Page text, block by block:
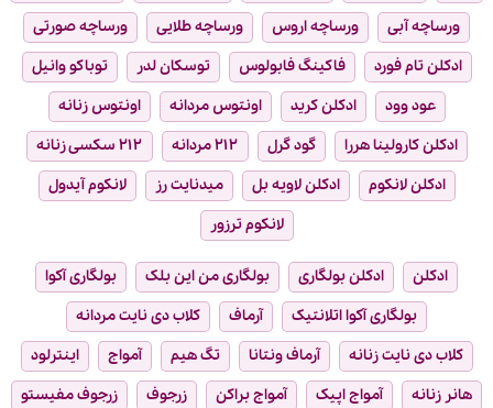
ورساچه آبی
ورساچه اروس ورساچه طلایی
ورساچه صورتی
ادکلن تام فورد
فاکینگ فابولوس توسکان لدر
توباکو وانیل
عود وود
ادکلن کرید اونتوس مردانه
اونتوس زنانه
ادکلن کارولینا هررا
گود گرل ۲۱۲ مردانه
۲۱۲ سکسی زنانه
ادکلن لانکوم
ادکلن لاویه بل میدنایت رز
لانکوم آیدول
لانکوم ترزور
ادکلن ادکلن بولگاری بولگاری من این بلک
بولگاری آکوا
بولگاری آکوا اتلانتیک
آرماف
کلاب دی نایت مردانه
کلاب دی نایت زنانه
آرماف ونتانا تگ هیم آمواج
اینترلود
هانر زنانه
آمواج اپیک آمواج براکن زرجوف
زرجوف مفیستو